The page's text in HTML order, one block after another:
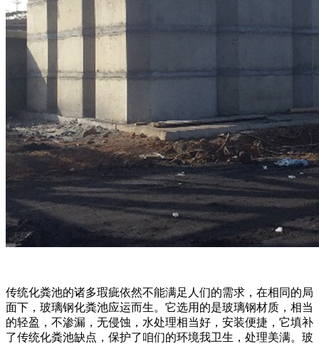
传统化粪池的诸多瑕疵依然不能满足人们的需求，在相同的局
面下，玻璃钢化粪池应运而生。它选用的是玻璃钢材质，相当
的轻盈，不渗漏，无侵蚀，水处理相当好，安装便捷，它填补
了传统化粪池缺点，保护了咱们的环境我卫生，处理美满。玻